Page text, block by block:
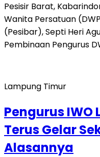
Pesisir Barat,
Wanita Persatuan
(Pesibar), Septi Heri
Pembinaan Pengurus
Lampung Timur
Pengurus
Terus Gelar
Alasannya